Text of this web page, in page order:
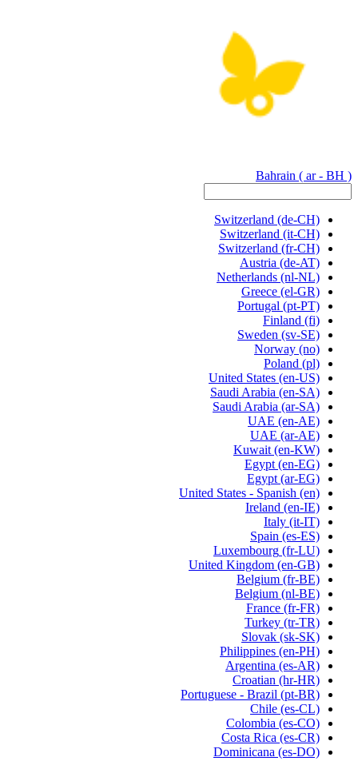
Bahrain ( ar - BH )
Switzerland (de-CH)
Switzerland (it-CH)
Switzerland (fr-CH)
Austria (de-AT)
Netherlands (nl-NL)
Greece (el-GR)
Portugal (pt-PT)
Finland (fi)
Sweden (sv-SE)
Norway (no)
Poland (pl)
United States (en-US)
Saudi Arabia (en-SA)
Saudi Arabia (ar-SA)
UAE (en-AE)
UAE (ar-AE)
Kuwait (en-KW)
Egypt (en-EG)
Egypt (ar-EG)
United States - Spanish (en)
Ireland (en-IE)
Italy (it-IT)
Spain (es-ES)
Luxembourg (fr-LU)
United Kingdom (en-GB)
Belgium (fr-BE)
Belgium (nl-BE)
France (fr-FR)
Turkey (tr-TR)
Slovak (sk-SK)
Philippines (en-PH)
Argentina (es-AR)
Croatian (hr-HR)
Portuguese - Brazil (pt-BR)
Chile (es-CL)
Colombia (es-CO)
Costa Rica (es-CR)
Dominicana (es-DO)